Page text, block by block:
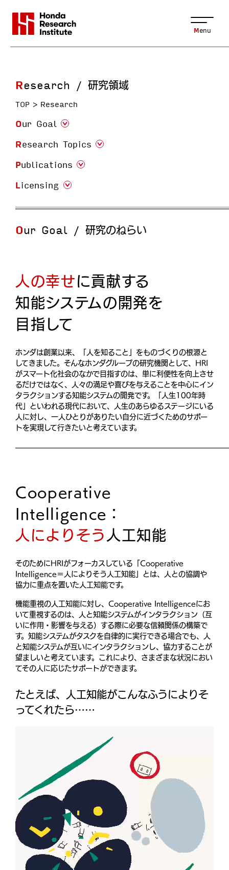
Menu
Research / 研究領域
TOP Research
Our Goal
Research Topics
Publications
Licensing
Our Goal / 研究のねらい
人の幸せ に貢献する
知能システムの開発を
目指して
ホンダは創業以来、「人を知ること」をものづくりの根源と
してきました。そんなホンダグループの研究機関として、HRI
がスマート化社会のなかで目指すのは、単に利便性を向上させ
るだけではなく、人々の満足や喜びを与えることを中心にイン
タラクションする知能システムの開発です。「人生100年時
代」といわれる現代において、人生のあらゆるステージにいる
人に対し、一人ひとりがありたい自分に近づくためのサポー
トを実現して行きたいと考えています。
Cooperative
Intelligence：
人によりそう 人工知能
そのためにHRIがフォーカスしている「Cooperative
Intelligence＝人によりそう人工知能」とは、人との協調や
協力に重点を置いた人工知能です。
機能重視の人工知能に対し、Cooperative Intelligenceにお
いて重視するのは、人と知能システムがインタラクション（互
いに作用・影響を与える）する際に必要な信頼関係の構築で
す。知能システムがタスクを自律的に実行できる場合でも、人
と知能システムが互いにインタラクションし、協力することが
望ましいと考えています。これにより、さまざまな状況におい
てその人に応じたサポートができます。
たとえば、人工知能がこんなふうによりそ
ってくれたら……